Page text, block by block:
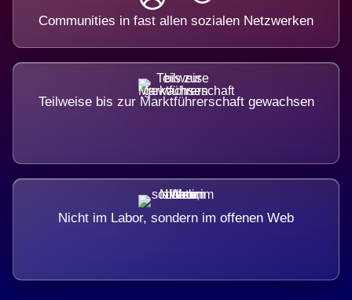
Communities in fast allen sozialen Netzwerken
Teilweise bis zur Marktführerschaft gewachsen
Nicht im Labor, sondern im offenen Web